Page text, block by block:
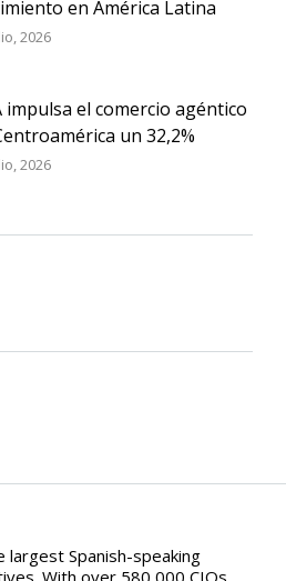
en América Latina
2026
impulsa el comercio agéntico
un 32,2%
2026
largest Spanish-speaking
With over 580,000 CIOs